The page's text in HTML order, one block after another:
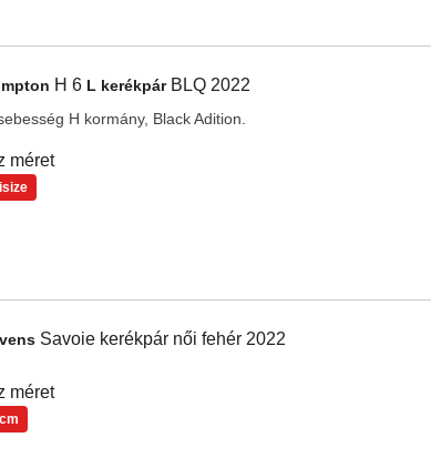
H 6 L kerékpár BLQ 2022
sebesség H kormány, Black Adition.
méret
Savoie kerékpár női fehér 2022
méret